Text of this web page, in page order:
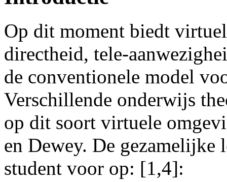
Op dit moment biedt
directheid, tele-
de conventionele model
Verschillende onderwijs
op dit soort virtuele
en Dewey. De gezamelijke
student voor op: [1,4]: